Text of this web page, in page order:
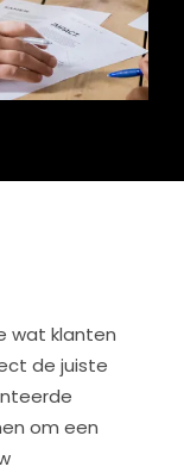
wat klanten
de juiste
om een